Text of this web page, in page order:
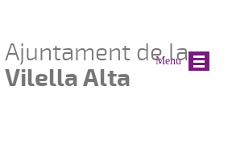
Ajuntament de la
Vilella Alta
Menu